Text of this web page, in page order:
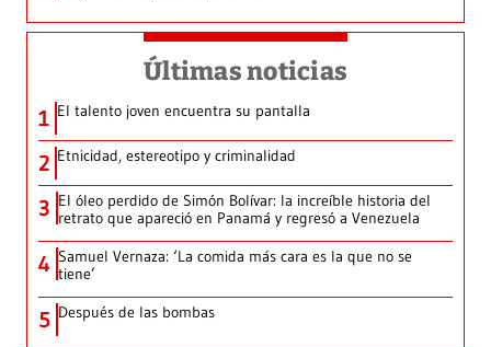
Últimas noticias
1 El talento joven encuentra su pantalla​
2 Etnicidad, estereotipo y criminalidad
3 El óleo perdido de Simón Bolívar: la increíble historia del
retrato que apareció en Panamá y regresó a Venezuela
4 Samuel Vernaza: ‘La comida más cara es la que no se
tiene’
5 Después de las bombas